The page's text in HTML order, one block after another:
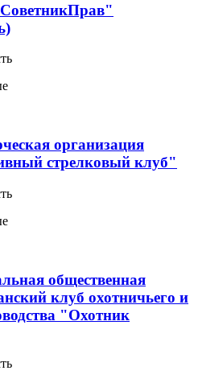
организация
стрелковый клуб"
общественная
клуб охотничьего и
"Охотник